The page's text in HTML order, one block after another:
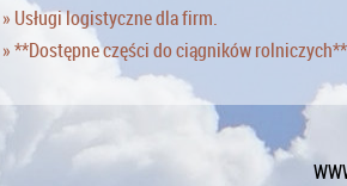
» Usługi logistyczne dla firm.
» **Dostępne części do ciągników rolniczych**